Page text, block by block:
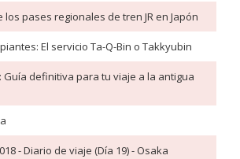
los pases regionales de tren JR en Japón
El servicio Ta-Q-Bin o Takkyubin
Guía definitiva para tu viaje a la antigua
- Diario de viaje (Día 19) - Osaka